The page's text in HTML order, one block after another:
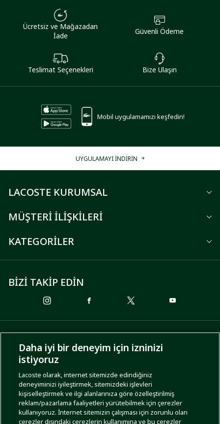
Ücretsiz ve Mağazadan
İade
Güvenli Ödeme
Teslimat Seçenekleri Bize Ulaşın
Mobil uygulamamızı keşfedin!
UYGULAMAYI İNDİRİN
LACOSTE KURUMSAL
MÜŞTERİ İLİŞKİLERİ
KATEGORİLER
BİZİ TAKİP EDİN
ÖDEME SEÇENEKLERİ
KARGO SEÇENEKLERİ
Daha iyi bir deneyim için izninizi
istiyoruz
Lacoste olarak, internet sitemizde edindiğiniz
deneyiminizi iyileştirmek, sitemizdeki işlevleri
kişiselleştirmek ve ilgi alanlarınıza göre özelleştirilmiş
reklam/pazarlama faaliyetleri yürütebilmek için çerezler
kullanıyoruz. İnternet sitemizin çalışması için zorunlu olan
çerezler dışındaki çerezlerin kullanımına ve bu çerezler